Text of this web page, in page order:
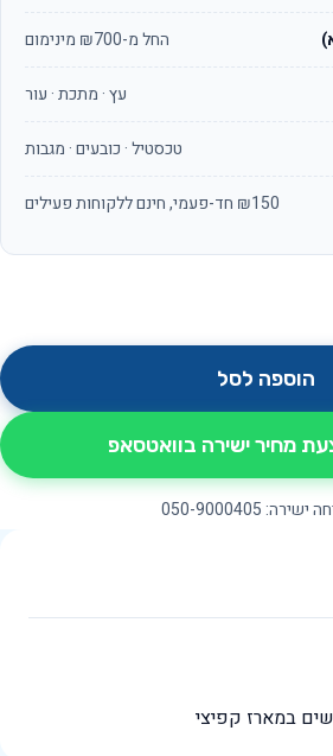
החל מ-₪700 מינימום
עץ · מתכת · עור
טכסטיל · כובעים · מגבות
₪150 חד-פעמי, חינם ללקוחות פעילים
הוספה לסל
מחיר ישירה בוואטסאפ
050-9000405